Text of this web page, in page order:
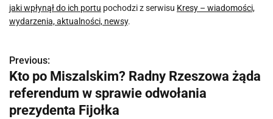
jaki wpłynął do ich portu pochodzi z serwisu Kresy – wiadomości,
wydarzenia, aktualności, newsy.
N
a
w
Previous:
Kto po Miszalskim? Radny Rzeszowa żąda
referendum w sprawie odwołania
prezydenta Fijołka